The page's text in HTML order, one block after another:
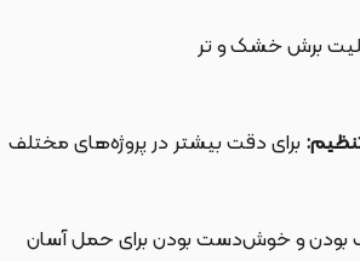
برش خشک و تر
برای دقت بیشتر در پروژه‌های مختلف
و خوش‌دست بودن برای حمل آسان